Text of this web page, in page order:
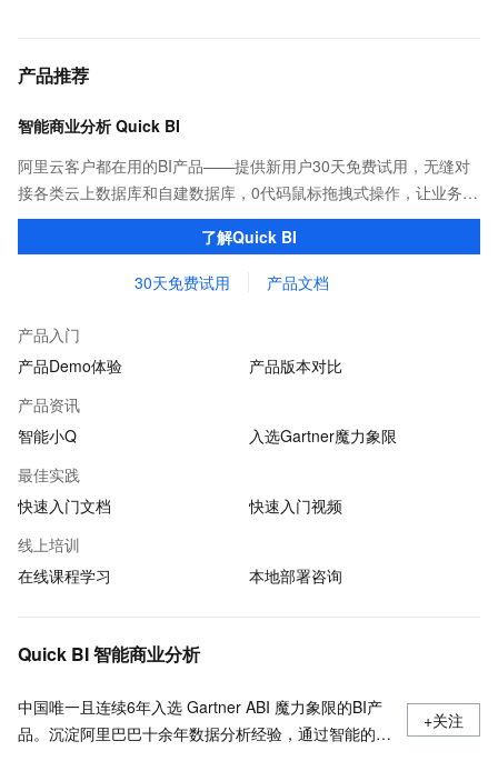
产品推荐
智能商业分析 Quick BI
阿里云客户都在用的BI产品——提供新用户30天免费试用，无缝对
接各类云上数据库和自建数据库，0代码鼠标拖拽式操作，让业务用
户也能一键轻松实现海量数据可视化分析。
了解Quick BI
30天免费试用 产品文档
产品入门
产品Demo体验
产品版本对比
产品资讯
智能小Q
入选Gartner魔力象限
最佳实践
快速入门文档
快速入门视频
线上培训
在线课程学习
本地部署咨询
Quick BI 智能商业分析
中国唯一且连续6年入选 Gartner ABI 魔力象限的BI产
品。沉淀阿里巴巴十余年数据分析经验，通过智能的数
+关注